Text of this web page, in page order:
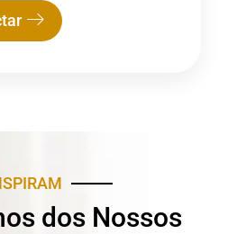
dos Nossos